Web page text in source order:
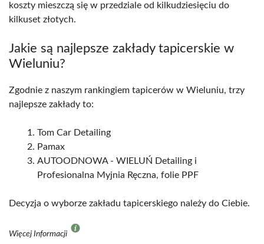
koszty mieszczą się w przedziale od kilkudziesięciu do
kilkuset złotych.
Jakie są najlepsze zakłady tapicerskie w
Wieluniu?
Zgodnie z naszym rankingiem tapicerów w Wieluniu, trzy
najlepsze zakłady to:
Tom Car Detailing
Pamax
AUTOODNOWA - WIELUŃ Detailing i
Profesionalna Myjnia Ręczna, folie PPF
Decyzja o wyborze zakładu tapicerskiego należy do Ciebie.
Więcej Informacji